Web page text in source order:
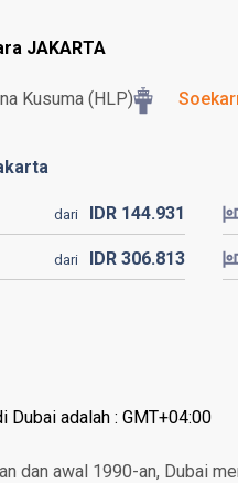
JAKARTA
Kusuma (HLP)
dari IDR 144.931
dari IDR 306.813
Dubai adalah : GMT+04:00
dan awal 1990-an, Dubai